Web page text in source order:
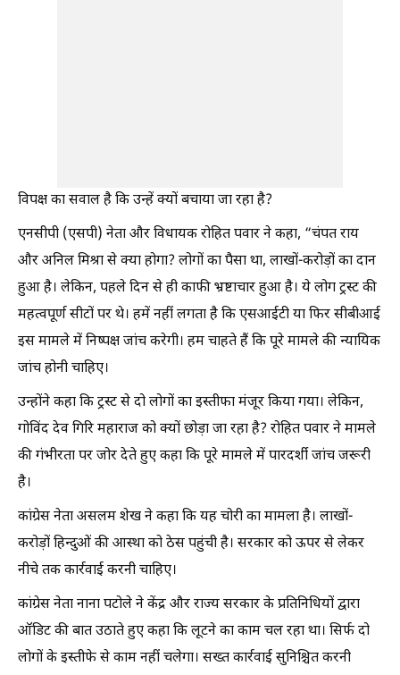
विपक्ष का सवाल है कि उन्हें क्यों बचाया जा रहा है?
एनसीपी (एसपी) नेता और विधायक रोहित पवार ने कहा, “चंपत राय
और अनिल मिश्रा से क्या होगा? लोगों का पैसा था, लाखों-करोड़ों का दान
हुआ है। लेकिन, पहले दिन से ही काफी भ्रष्टाचार हुआ है। ये लोग ट्रस्ट की
महत्वपूर्ण सीटों पर थे। हमें नहीं लगता है कि एसआईटी या फिर सीबीआई
इस मामले में निष्पक्ष जांच करेगी। हम चाहते हैं कि पूरे मामले की न्यायिक
जांच होनी चाहिए।
उन्होंने कहा कि ट्रस्ट से दो लोगों का इस्तीफा मंजूर किया गया। लेकिन,
गोविंद देव गिरि महाराज को क्यों छोड़ा जा रहा है? रोहित पवार ने मामले
की गंभीरता पर जोर देते हुए कहा कि पूरे मामले में पारदर्शी जांच जरूरी
है।
कांग्रेस नेता असलम शेख ने कहा कि यह चोरी का मामला है। लाखों-
करोड़ों हिन्दुओं की आस्था को ठेस पहुंची है। सरकार को ऊपर से लेकर
नीचे तक कार्रवाई करनी चाहिए।
कांग्रेस नेता नाना पटोले ने केंद्र और राज्य सरकार के प्रतिनिधियों द्वारा
ऑडिट की बात उठाते हुए कहा कि लूटने का काम चल रहा था। सिर्फ दो
लोगों के इस्तीफे से काम नहीं चलेगा। सख्त कार्रवाई सुनिश्चित करनी